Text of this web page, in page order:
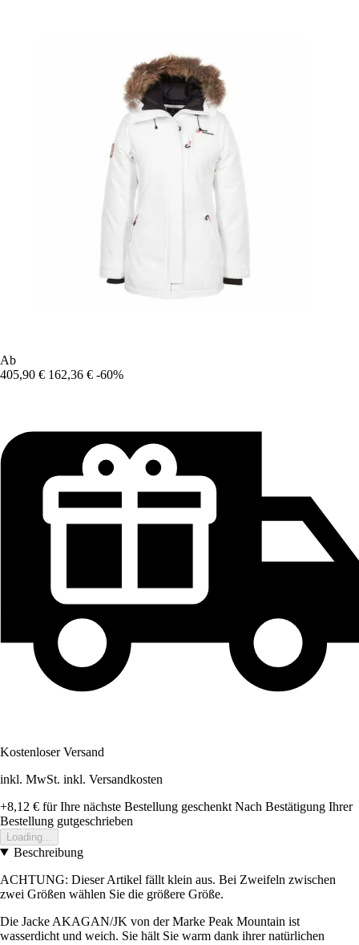
Ab
405,90 € 162,36 € -60%
Kostenloser Versand
inkl. MwSt. inkl. Versandkosten
+8,12 € für Ihre nächste Bestellung geschenkt Nach Bestätigung Ihrer
Bestellung gutgeschrieben
Loading...
Beschreibung
ACHTUNG: Dieser Artikel fällt klein aus. Bei Zweifeln zwischen
zwei Größen wählen Sie die größere Größe.
Die Jacke AKAGAN/JK von der Marke Peak Mountain ist
wasserdicht und weich. Sie hält Sie warm dank ihrer natürlichen